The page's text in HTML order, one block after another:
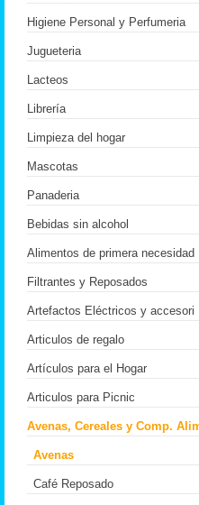
Higiene Personal y Perfumeria
Jugueteria
Lacteos
Librería
Limpieza del hogar
Mascotas
Panaderia
Bebidas sin alcohol
Alimentos de primera necesidad
Filtrantes y Reposados
Artefactos Eléctricos y accesori
Articulos de regalo
Artículos para el Hogar
Articulos para Picnic
Avenas, Cereales y Comp.
Avenas
Café Reposado